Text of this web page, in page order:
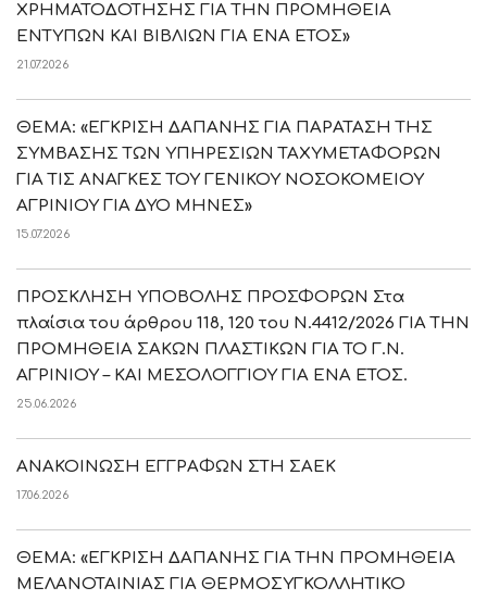
ΧΡΗΜΑΤΟΔΟΤΗΣΗΣ ΓΙΑ ΤΗΝ ΠΡΟΜΗΘΕΙΑ
ΕΝΤΥΠΩΝ ΚΑΙ ΒΙΒΛΙΩΝ ΓΙΑ ΕΝΑ ΕΤΟΣ»
21.07.2026
ΘΕΜΑ: «ΕΓΚΡΙΣΗ ΔΑΠΑΝΗΣ ΓΙΑ ΠΑΡΑΤΑΣΗ ΤΗΣ
ΣΥΜΒΑΣΗΣ ΤΩΝ ΥΠΗΡΕΣΙΩΝ ΤΑΧΥΜΕΤΑΦΟΡΩΝ
ΓΙΑ ΤΙΣ ΑΝΑΓΚΕΣ ΤΟΥ ΓΕΝΙΚΟΥ ΝΟΣΟΚΟΜΕΙΟΥ
ΑΓΡΙΝΙΟΥ ΓΙΑ ΔΥΟ ΜΗΝΕΣ»
15.07.2026
ΠΡΟΣΚΛΗΣΗ ΥΠΟΒΟΛΗΣ ΠΡΟΣΦΟΡΩΝ Στα
πλαίσια του άρθρου 118, 120 του Ν.4412/2026 ΓΙΑ ΤΗΝ
ΠΡΟΜΗΘΕΙΑ ΣΑΚΩΝ ΠΛΑΣΤΙΚΩΝ ΓΙΑ ΤΟ Γ.Ν.
ΑΓΡΙΝΙΟΥ – ΚΑΙ ΜΕΣΟΛΟΓΓΙΟΥ ΓΙΑ ΕΝΑ ΕΤΟΣ.
25.06.2026
ΑΝΑΚΟΙΝΩΣΗ ΕΓΓΡΑΦΩΝ ΣΤΗ ΣΑΕΚ
17.06.2026
ΘΕΜΑ: «ΕΓΚΡΙΣΗ ΔΑΠΑΝΗΣ ΓΙΑ ΤΗΝ ΠΡΟΜΗΘΕΙΑ
ΜΕΛΑΝΟΤΑΙΝΙΑΣ ΓΙΑ ΘΕΡΜΟΣΥΓΚΟΛΛΗΤΙΚΟ